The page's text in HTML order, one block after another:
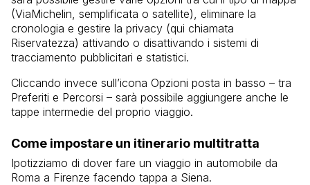
(ViaMichelin, semplificata o satellite), eliminare la
cronologia e gestire la privacy (qui chiamata
Riservatezza) attivando o disattivando i sistemi di
tracciamento pubblicitari e statistici.
Cliccando invece sull’icona Opzioni posta in basso – tra
Preferiti e Percorsi – sarà possibile aggiungere anche le
tappe intermedie del proprio viaggio.
Come impostare un itinerario multitratta
Ipotizziamo di dover fare un viaggio in automobile da
Roma a Firenze facendo tappa a Siena.